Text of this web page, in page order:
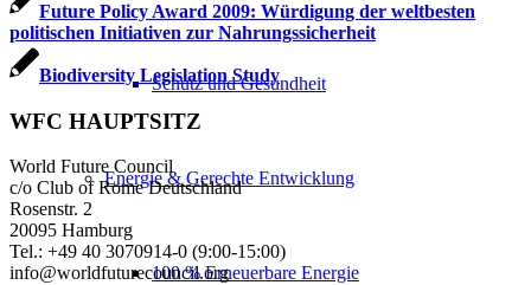
Schutz und Gesundheit
Energie & Gerechte Entwicklung
100 % Erneuerbare Energie
Future Policy Award 2009: Würdigung der weltbesten
politischen Initiativen zur Nahrungssicherheit
Biodiversity Legislation Study
WFC HAUPTSITZ
World Future Council
c/o Club of Rome Deutschland
Rosenstr. 2
20095 Hamburg
Tel.: +49 40 3070914-0 (9:00-15:00)
info@worldfuturecouncil.org